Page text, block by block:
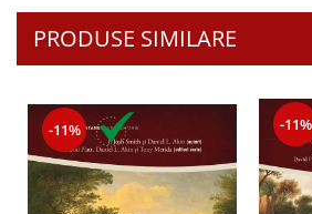
Viata de zi cu zi
Dezvoltare personala
Leadership
Mediu
Sanatate / nutritie
PRODUSE SIMILARE
-11% -11%